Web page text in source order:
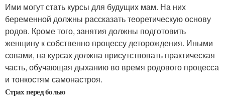
Ими могут стать курсы для будущих мам. На них
беременной должны рассказать теоретическую основу
родов. Кроме того, занятия должны подготовить
женщину к собственно процессу деторождения. Иными
совами, на курсах должна присутствовать практическая
часть, обучающая дыханию во время родового процесса
и тонкостям самонастроя.
Страх перед болью